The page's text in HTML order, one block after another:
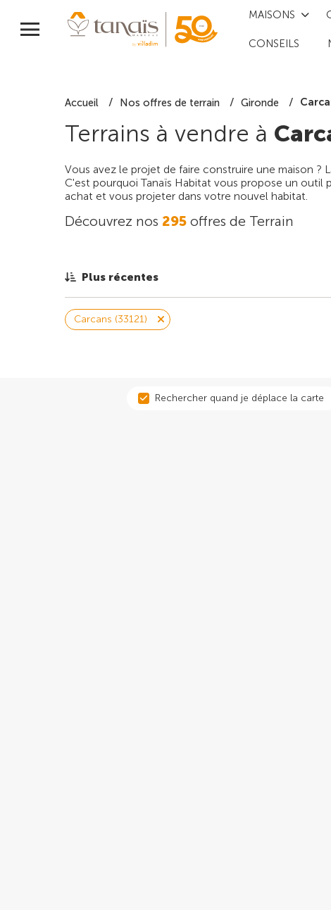
MAISONS
CONSEILS
Accueil Nos offres de terrain Gironde
Terrains à vendre à
Vous avez le projet de faire construire une maison
C'est pourquoi Tanaïs Habitat vous propose un outil
achat et vous projeter dans votre nouvel habitat.
Découvrez nos 295 offres de Terrain
Plus récentes
Carcans (33121)
Rechercher quand je déplace la carte